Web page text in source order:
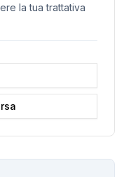
la tua trattativa